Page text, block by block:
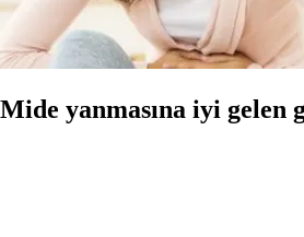
Mide yanmasına iyi gelen